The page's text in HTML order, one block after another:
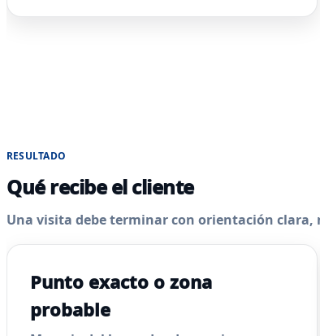
RESULTADO
Qué recibe el cliente
Una visita debe terminar con orientación clara,
Punto exacto o zona
probable